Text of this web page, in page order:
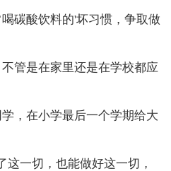
酸饮料的'坏习惯，争取做
是在家里还是在学校都应
在小学最后一个学期给大
一切，也能做好这一切，